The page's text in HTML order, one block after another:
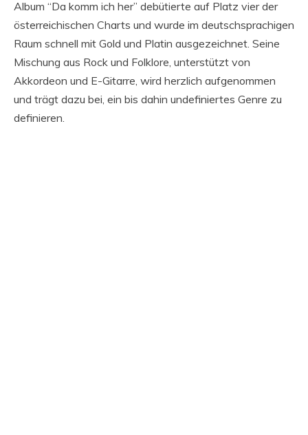
Album “Da komm ich her” debütierte auf Platz vier der
österreichischen Charts und wurde im deutschsprachigen
Raum schnell mit Gold und Platin ausgezeichnet. Seine
Mischung aus Rock und Folklore, unterstützt von
Akkordeon und E-Gitarre, wird herzlich aufgenommen
und trägt dazu bei, ein bis dahin undefiniertes Genre zu
definieren.